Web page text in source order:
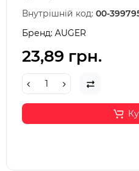
Внутрішній код: 00-
Бренд: AUGER
23,89 грн.